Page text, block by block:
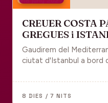
CREUER COSTA
GREGUES i
Gaudirem del
ciutat d'Istanbul a bord
8 DIES / 7 NITS